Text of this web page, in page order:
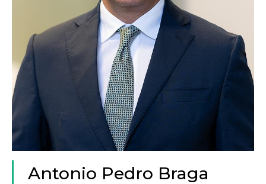
Antonio Pedro Braga